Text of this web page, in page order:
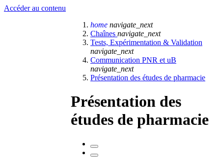
Accéder au contenu
home navigate_next
Chaînes navigate_next
Tests, Expérimentation & Validation
navigate_next
Communication PNR et uB
navigate_next
Présentation des études de pharmacie
Présentation des
études de pharmacie